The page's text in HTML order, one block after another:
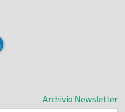
Archivio Newsletter